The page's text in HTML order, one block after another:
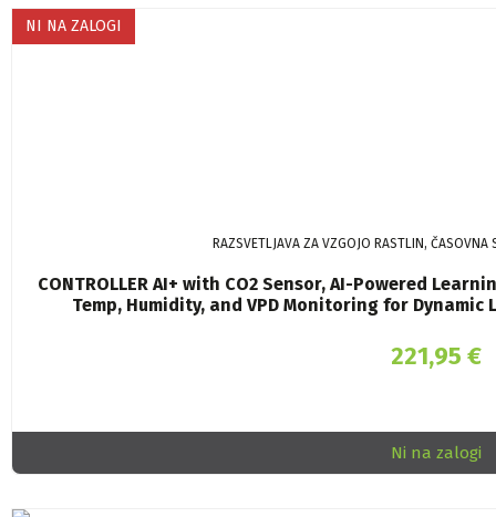
NI NA ZALOGI
RAZSVETLJAVA ZA VZGOJO RASTLIN, ČASOVNA
CONTROLLER AI+ with CO2 Sensor, AI-Powered
Temp, Humidity, and VPD Monitoring for
221,95 €
Ni na zalogi